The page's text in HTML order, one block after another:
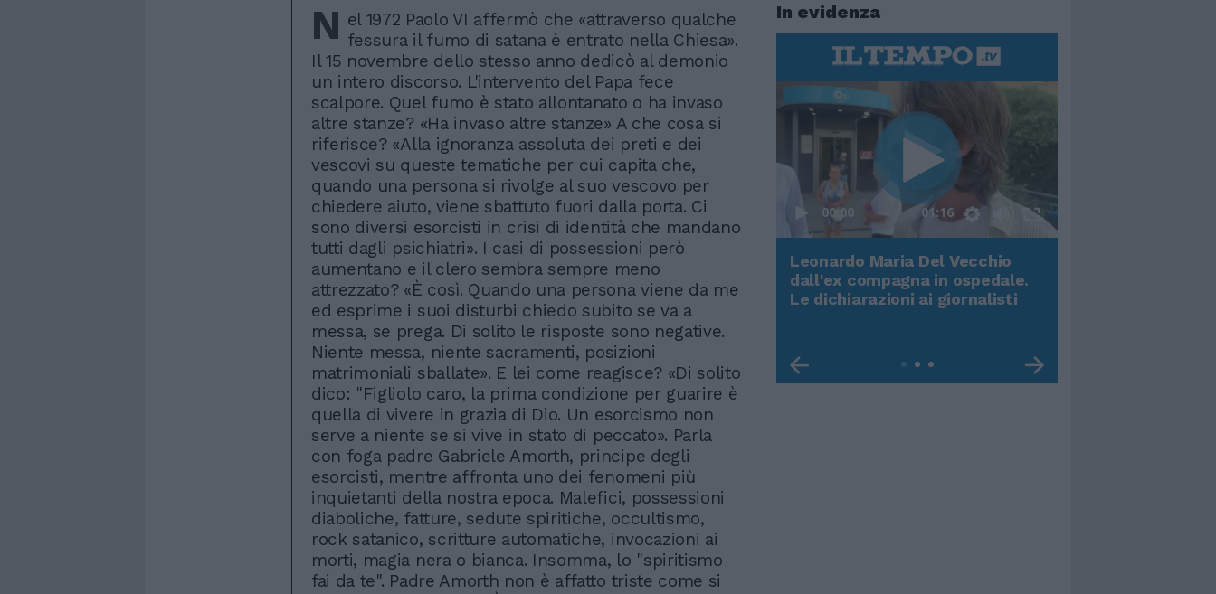
N el 1972 Paolo VI affermò che «attraverso qualche
fessura il fumo di satana è entrato nella Chiesa».
Il 15 novembre dello stesso anno dedicò al demonio
un intero discorso. L'intervento del Papa fece
scalpore. Quel fumo è stato allontanato o ha invaso
altre stanze? «Ha invaso altre stanze» A che cosa si
riferisce? «Alla ignoranza assoluta dei preti e dei
vescovi su queste tematiche per cui capita che,
quando una persona si rivolge al suo vescovo per
chiedere aiuto, viene sbattuto fuori dalla porta. Ci
sono diversi esorcisti in crisi di identità che mandano
tutti dagli psichiatri». I casi di possessioni però
aumentano e il clero sembra sempre meno
attrezzato? «È così. Quando una persona viene da me
ed esprime i suoi disturbi chiedo subito se va a
messa, se prega. Di solito le risposte sono negative.
Niente messa, niente sacramenti, posizioni
matrimoniali sballate». E lei come reagisce? «Di solito
dico: "Figliolo caro, la prima condizione per guarire è
quella di vivere in grazia di Dio. Un esorcismo non
serve a niente se si vive in stato di peccato». Parla
con foga padre Gabriele Amorth, principe degli
esorcisti, mentre affronta uno dei fenomeni più
inquietanti della nostra epoca. Malefici, possessioni
diaboliche, fatture, sedute spiritiche, occultismo,
rock satanico, scritture automatiche, invocazioni ai
morti, magia nera o bianca. Insomma, lo "spiritismo
fai da te". Padre Amorth non è affatto triste come si
In evidenza
Rudy Giuliani a Come States?
Trump, Meloni e la strategia
americana
00:00 01:16
Leonardo Maria Del Vecchio
dall'ex compagna in ospedale.
Le dichiarazioni ai giornalisti